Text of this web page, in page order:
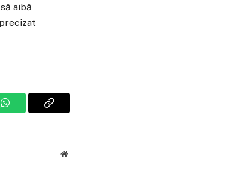
aibă
WhatsAppCopiaza
Website